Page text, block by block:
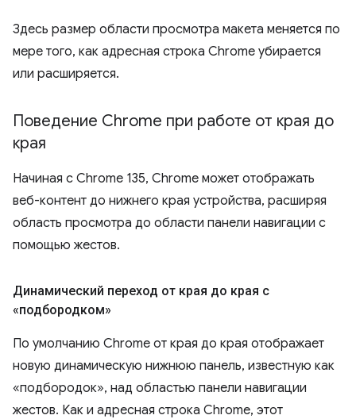
Здесь размер области просмотра макета меняется по
мере того, как адресная строка Chrome убирается
или расширяется.
Поведение Chrome при работе от края до
края
Начиная с Chrome 135, Chrome может отображать
веб-контент до нижнего края устройства, расширяя
область просмотра до области панели навигации с
помощью жестов.
Динамический переход от края до края с
«подбородком»
По умолчанию Chrome от края до края отображает
новую динамическую нижнюю панель, известную как
«подбородок», над областью панели навигации
жестов. Как и адресная строка Chrome, этот